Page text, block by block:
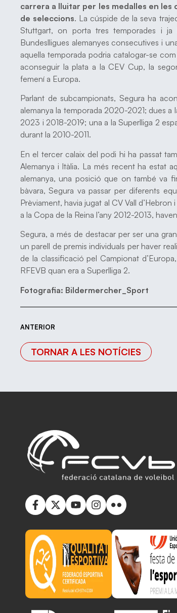
carrera a lluitar per les medalles en
de seleccions. La cúspide de la seva
Stuttgart, on porta tres temporades i
Bundeslligues alemanyes consecutives i
aquella temporada podria catalogar-se
aconseguir la plata a la CEV Cup, la
femení a Europa.
Parlant de subcampionats, Segura ha
alemanya la temporada 2020-2021; dues
2023 i 2018-2019; una a la Superlliga 2
durant la 2010-2011.
En el tercer calaix del podi hi ha passat
Alemanya i Itàlia. La més recent ha estat
alemanya, una posició que on també va
bàvara, Segura va passar per diferents
Prèviament, havia jugat al CV Vall
a la Copa de la Reina l’any 2012-2013,
Segura, a més de destacar per ser una
un parell de premis individuals per haver
de la classificació pel Campionat
RFEVB quan era a Superlliga 2.
Fotografia: Bildermercher_Sport
ANTERIOR
TORNAR A LES NOTÍCIES